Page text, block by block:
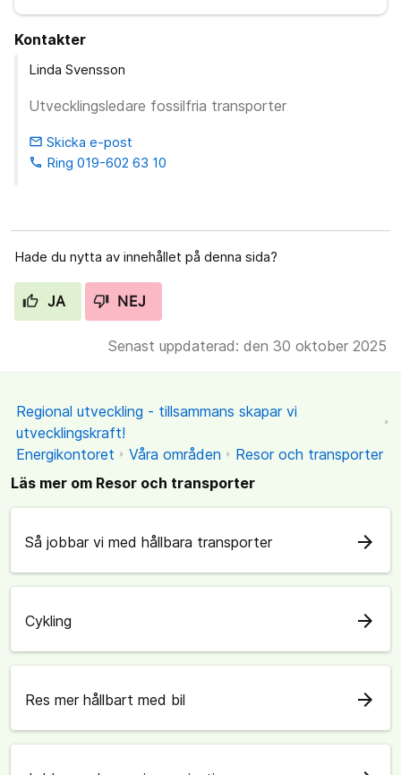
Kontakter
Linda Svensson
Utvecklingsledare fossilfria transporter
email Skicka e-post
phone Ring 019-602 63 10
Hade du nytta av innehållet på denna sida?
JA NEJ
Senast uppdaterad: den 30 oktober 2025
Regional utveckling - tillsammans skapar vi
utvecklingskraft!
Energikontoret
Våra områden
Resor och transporter
Läs mer om Resor och transporter
Så jobbar vi med hållbara transporter arrow_forward
Cykling arrow_forward
Res mer hållbart med bil arrow_forward